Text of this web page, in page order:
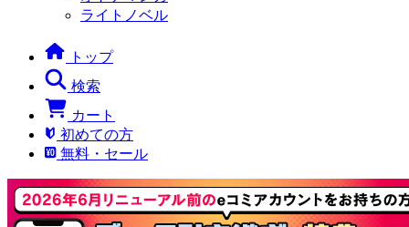
ライトノベル
トップ
検索
カート
初めての方
無料・セール